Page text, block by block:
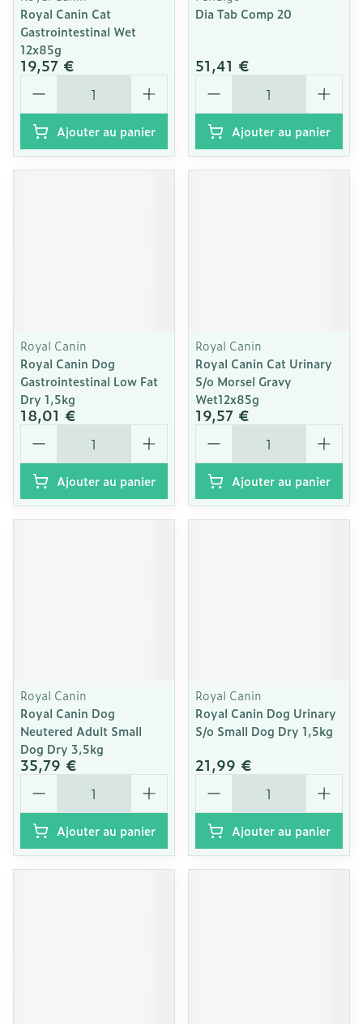
Royal Canin Cat
Gastrointestinal Wet
12x85g
19,57 €
Quantité
Ajouter au panier
Dia Tab Comp 20
51,41 €
Quantité
Ajouter au panier
Royal Canin
Royal Canin Dog
Gastrointestinal Low Fat
Dry 1,5kg
18,01 €
Quantité
Ajouter au panier
Royal Canin
Royal Canin Cat Urinary
S/o Morsel Gravy
Wet12x85g
19,57 €
Quantité
Ajouter au panier
Royal Canin
Royal Canin Dog
Neutered Adult Small
Dog Dry 3,5kg
35,79 €
Quantité
Ajouter au panier
Royal Canin
Royal Canin Dog Urinary
S/o Small Dog Dry 1,5kg
21,99 €
Quantité
Ajouter au panier